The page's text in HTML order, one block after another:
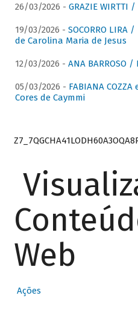
26/03/2026 - GRAZIE WIRTTI
19/03/2026 - SOCORRO LIRA
de Carolina Maria de Jesus
12/03/2026 - ANA BARROSO
05/03/2026 - FABIANA COZZA
Cores de Caymmi
Web
Ações